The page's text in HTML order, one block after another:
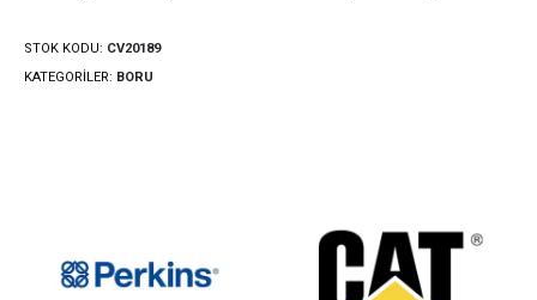
STOK KODU: CV20189
KATEGORILER: BORU